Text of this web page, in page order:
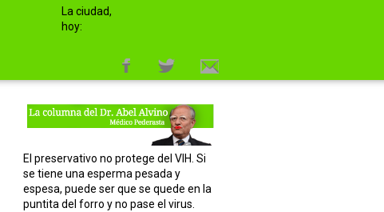
La ciudad,
hoy:
El preservativo no protege del VIH. Si
se tiene una esperma pesada y
espesa, puede ser que se quede en la
puntita del forro y no pase el virus.